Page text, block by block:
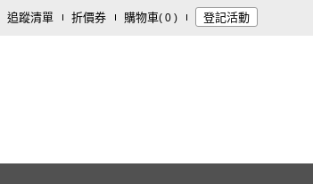
追蹤清單 折價券 購物車( 0 ) 登記活動